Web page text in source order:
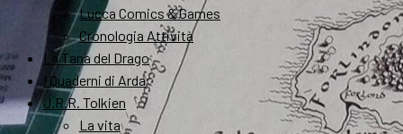
Lucca Comics & Games
Cronologia Attività
La Tana del Drago
I Quaderni di Arda
J.R.R. Tolkien
La vita